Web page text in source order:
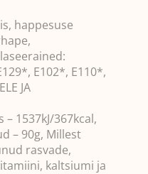
happesuse
E102*, E110*,
JA
1537kJ/367kcal,
– 90g, Millest
rasvade,
kaltsiumi ja